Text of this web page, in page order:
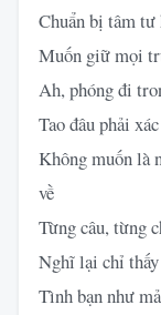
Chuẩn bị tâm tư
Muốn giữ mọi
Ah, phóng đi
Tao đâu phải
Không muốn là
về
Từng câu, từng
Nghĩ lại chỉ
Tình bạn như